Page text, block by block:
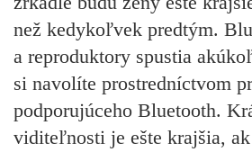
než kedykoľvek predtým.
a reproduktory spustia
si navolíte prostredníctvom
podporujúceho Bluetooth.
viditeľnosti je ešte krajšia,